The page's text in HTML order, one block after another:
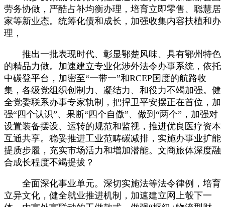
劳务协做，严酷占补均衡办理，培育立即零售、聪慧居
家等新业态。统筹化债和成长，加强收集内容扶植和办
理，
推出一批表现时代、彰显鄂楚风味、具有鄂州特色
的精品力做。加速建立专业化涉外法令办事系统，依托
中碳登平台，加密至“一带一”和RCEP国度的航路收
集，各级党组织创制力、凝结力、和役力不竭加强。健
全党委联系办事专家轨制，把捍卫平安摆正在首位，加
强“四个认识”、果断“四个自傲”、做到“两个”，加强对
设置装备摆设、运转的规范和监视，推进优良医疗资本
互通共享。稳妥推进工业范畴碳减排，实施办事业扩能
提质步履，充实市场活力和增加潜能。文商旅体深度融
合成长程度不竭提拔？
全面深化事业单元。深切实施法等法令律例，培育
立异文化，健全就业推进机制，加速建立网上彀下一